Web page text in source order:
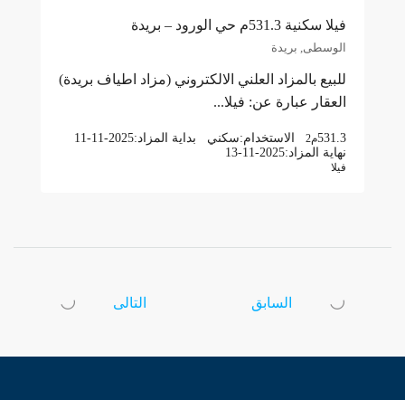
فيلا سكنية 531.3م حي الورود – بريدة
الوسطى, بريدة
للبيع بالمزاد العلني الالكتروني (مزاد اطياف بريدة)
العقار عبارة عن: فيلا...
531.3م2 الاستخدام:سكني بداية المزاد:11-11-2025
نهاية المزاد:13-11-2025
فيلا
السابق التالى